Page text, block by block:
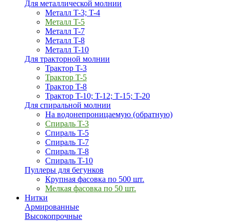
Для металлической молнии
Металл T-3; T-4
Металл T-5
Металл T-7
Металл T-8
Металл T-10
Для тракторной молнии
Трактор T-3
Трактор T-5
Трактор T-8
Трактор T-10; T-12; Т-15; T-20
Для спиральной молнии
На водонепроницаемую (обратную)
Спираль T-3
Спираль T-5
Спираль T-7
Спираль T-8
Спираль T-10
Пуллеры для бегунков
Крупная фасовка по 500 шт.
Мелкая фасовка по 50 шт.
Нитки
Армированные
Высокопрочные